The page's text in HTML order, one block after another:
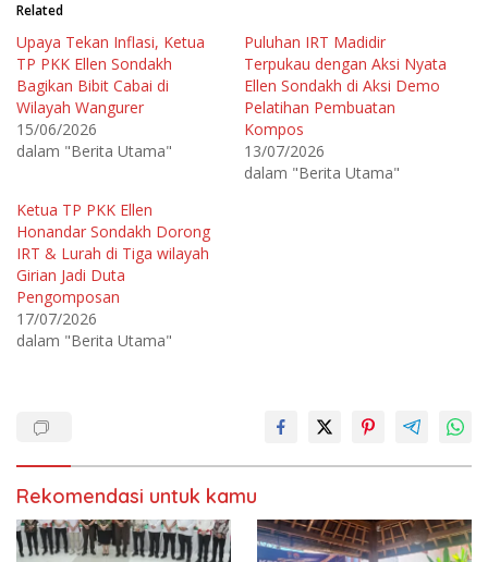
u
b
e
r
b
a
g
i
p
a
d
i
t
t
e
r
(
M
e
m
b
u
l
y
n
g
b
m
e
m
b
a
g
i
a
n
a
c
e
b
o
o
k
(
m
d
l
y
a
n
Related
Upaya Tekan Inflasi, Ketua
TP PKK Ellen Sondakh
Bagikan Bibit Cabai di
Wilayah Wangurer
15/06/2026
dalam "Berita Utama"
Puluhan IRT Madidir
Terpukau dengan Aksi Nyata
Ellen Sondakh di Aksi Demo
Pelatihan Pembuatan
Kompos
13/07/2026
dalam "Berita Utama"
Ketua TP PKK Ellen
Honandar Sondakh Dorong
IRT & Lurah di Tiga wilayah
Girian Jadi Duta
Pengomposan
17/07/2026
dalam "Berita Utama"
Rekomendasi untuk kamu